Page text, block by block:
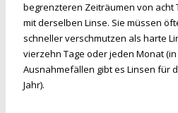
begrenzteren Zeiträumen von acht
mit derselben Linse. Sie müssen
schneller verschmutzen als harte
vierzehn Tage oder jeden Monat
Ausnahmefällen gibt es Linsen für
Jahr).